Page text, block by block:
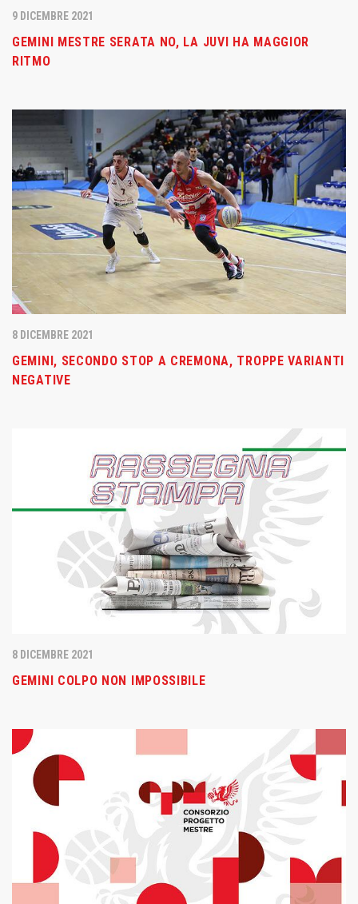
9 DICEMBRE 2021
GEMINI MESTRE SERATA NO, LA JUVI HA MAGGIOR
RITMO
8 DICEMBRE 2021
GEMINI, SECONDO STOP A CREMONA, TROPPE VARIANTI
NEGATIVE
8 DICEMBRE 2021
GEMINI COLPO NON IMPOSSIBILE